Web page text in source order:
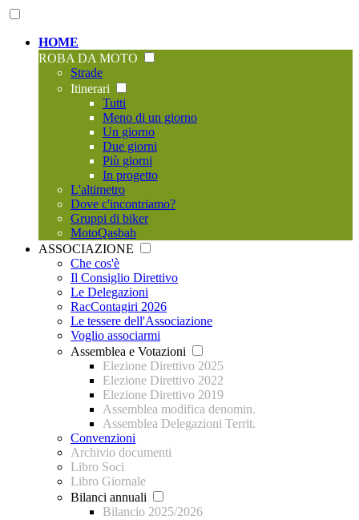
HOME
ROBA DA MOTO
Strade
Itinerari
Tutti
Meno di un giorno
Un giorno
Due giorni
Più giorni
In progetto
L'altimetro
Dove c'incontriamo?
Gruppi di biker
MotoQasbah
ASSOCIAZIONE
Che cos'è
Il Consiglio Direttivo
Le Delegazioni
RacContagiri 2026
Le tessere dell'Associazione
Voglio associarmi
Assemblea e Votazioni
Elezione Direttivo 2025
Elezione Direttivo 2022
Elezione Direttivo 2019
Assemblea modifica denomin.
Assemblea Delegazioni Territ.
Convenzioni
Archivio documenti
Libro Soci
Libro Giornale
Bilanci annuali
Bilancio 2025/2026